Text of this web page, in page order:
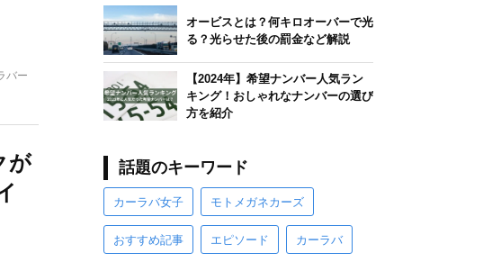
バー
が
オービスとは？何キロオーバーで光
る？光らせた後の罰金など解説
【2024年】希望ナンバー人気ラン
キング！おしゃれなナンバーの選び
方を紹介
話題のキーワード
カーラバ女子 モトメガネカーズ
おすすめ記事 エピソード カーラバ